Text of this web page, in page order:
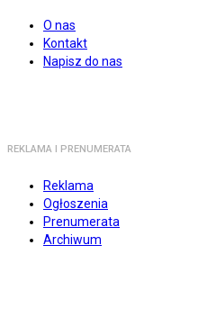
O nas
Kontakt
Napisz do nas
REKLAMA I PRENUMERATA
Reklama
Ogłoszenia
Prenumerata
Archiwum